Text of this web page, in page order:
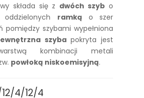
składa się z dwóch szyb o
oddzielonych ramką o szer
pomiędzy szybami wypełniona
szybapokryta jest
kombinacji metali
powłoką niskoemisyjną.
12/4/12/4